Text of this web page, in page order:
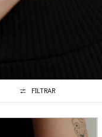
FILTRAR